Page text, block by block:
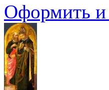
Оформить и